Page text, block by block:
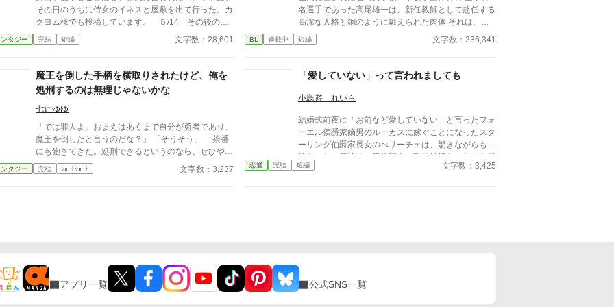
その日のうちに侍女のイネスと屋敷を出て行った。カ
クヨム様でも投稿しています。 ５/14 その後の話
を追加しました。
タジー 完結 短編 文字数：28,601
名選手であった高尾雄一は、新任教師として赴任する
高潔な人格と鋼のように鍛えられた肉体 それは、学
園にとって最高の生贄の候補に他ならなかった 至高
の筋肉を持つ、精神を削られ意志をなくした青年を太
躍する 意志をなくし筋肉の操り人形と化した“デク”
ァンタジー
BL 連載中 短編 文字数：236,341
魔王を倒した手柄を横取りされたけど、俺を
処刑するのは無理じゃないかな
七辻ゆゆ
「では罪人よ。おまえはあくまで自分が勇者であり、
魔王を倒したと言うのだな？」 「そうそう」 茶番
にも飽きてきた。処刑できるというのなら、ぜひやっ
タジー 完結 ｼｮｰﾄｼｮｰﾄ 文字数：3,237
「愛していない」って言われましても
小鳥遊 れいら
結婚式前夜に「お前など愛していない」と言ったフォ
ーエル侯爵家嫡男のルーカスに嫁ぐことになったスタ
ーリング伯爵家長女のべリーチェは、驚きながらも冷
静だった。所詮は、貴族同士の政略結婚なのだから愛
してほしいなど願ったこともなかった。べリーチェの
恋愛 完結 短編 文字数：3,425
アプリ一覧 公式SNS一覧